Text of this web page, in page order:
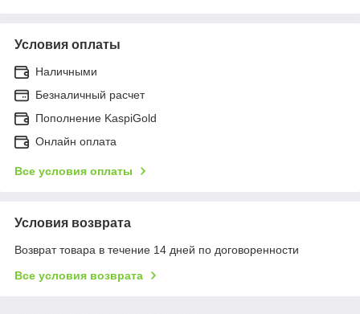
Условия оплаты
Наличными
Безналичный расчет
Пополнение KaspiGold
Онлайн оплата
Все условия оплаты
Условия возврата
Возврат товара в течение 14 дней по договоренности
Все условия возврата